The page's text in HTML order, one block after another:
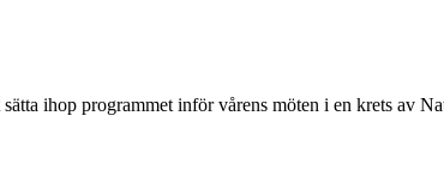
ihop programmet inför vårens möten i en krets av